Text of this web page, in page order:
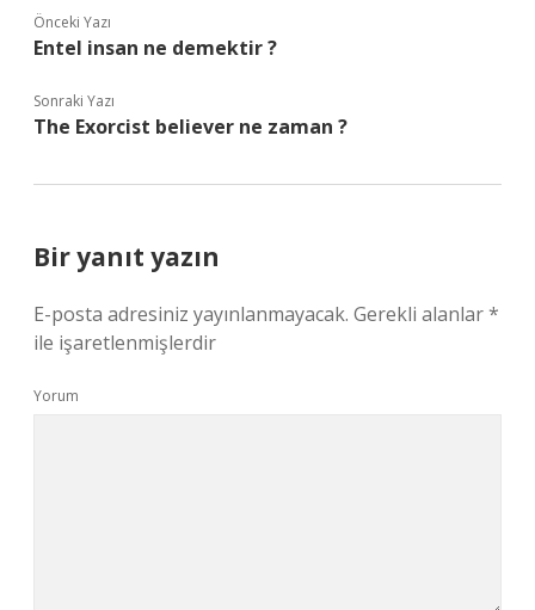
Önceki Yazı
Entel insan ne demektir ?
Sonraki Yazı
The Exorcist believer ne zaman ?
Bir yanıt yazın
E-posta adresiniz yayınlanmayacak. Gerekli alanlar*
ile işaretlenmişlerdir
Yorum